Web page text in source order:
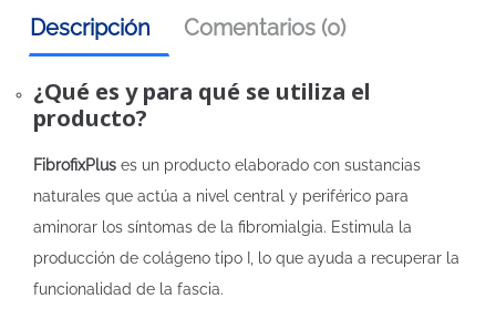
Descripción Comentarios (0)
¿Qué es y para qué se utiliza el
producto?
FibrofixPlus es un producto elaborado con sustancias
naturales que actúa a nivel central y periférico para
aminorar los síntomas de la fibromialgia. Estimula la
producción de colágeno tipo I, lo que ayuda a recuperar la
funcionalidad de la fascia.